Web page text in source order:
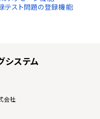
テスト問題の登録機能
システム
会社